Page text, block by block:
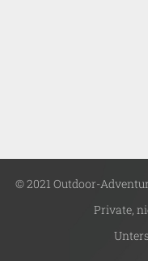
© 2021 Outdoor-
Private,